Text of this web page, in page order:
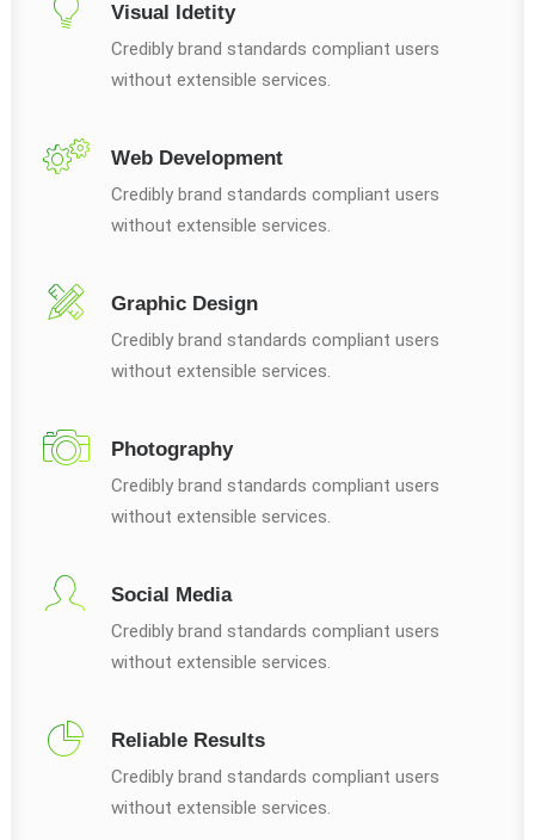
Visual Idetity
Credibly brand standards compliant users
without extensible services.
Web Development
Credibly brand standards compliant users
without extensible services.
Graphic Design
Credibly brand standards compliant users
without extensible services.
Photography
Credibly brand standards compliant users
without extensible services.
Social Media
Credibly brand standards compliant users
without extensible services.
Reliable Results
Credibly brand standards compliant users
without extensible services.